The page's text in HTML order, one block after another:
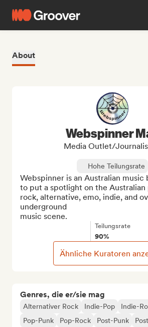
About
Genres, die er/sie mag
Alternativer Rock Indie-Pop Indie-
Pop-Punk
Pop-Rock Post-Punk
Webspinner
Media Outlet/
Hohe Teilungsrate
Webspinner is an Australian music
to put a spotlight on the
rock, alternative, emo, indie, and
underground
music scene.
Teilungsrate
90%
Ähnliche Kuratoren